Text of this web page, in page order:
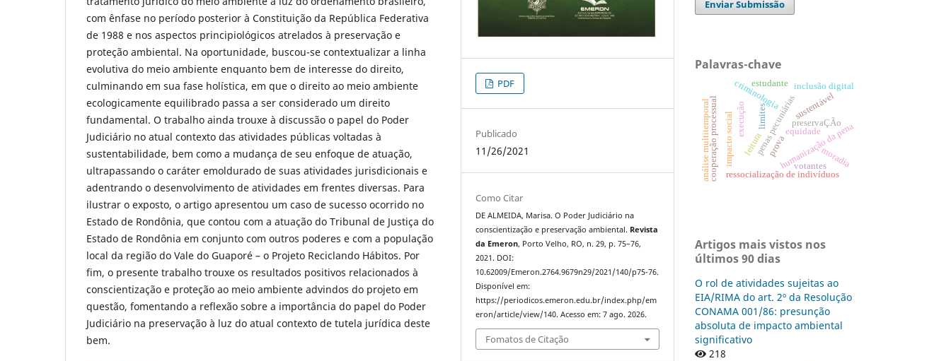
com ênfase no período posterior à Constituição da República Federativa
de 1988 e nos aspectos principiológicos atrelados à preservação e
proteção ambiental. Na oportunidade, buscou-se contextualizar a linha
evolutiva do meio ambiente enquanto bem de interesse do direito,
culminando em sua fase holística, em que o direito ao meio ambiente
ecologicamente equilibrado passa a ser considerado um direito
fundamental. O trabalho ainda trouxe à discussão o papel do Poder
Judiciário no atual contexto das atividades públicas voltadas à
sustentabilidade, bem como a mudança de seu enfoque de atuação,
ultrapassando o caráter emoldurado de suas atividades jurisdicionais e
adentrando o desenvolvimento de atividades em frentes diversas. Para
ilustrar o exposto, o artigo apresentou um caso de sucesso ocorrido no
Estado de Rondônia, que contou com a atuação do Tribunal de Justiça do
Estado de Rondônia em conjunto com outros poderes e com a população
local da região do Vale do Guaporé – o Projeto Reciclando Hábitos. Por
fim, o presente trabalho trouxe os resultados positivos relacionados à
conscientização e proteção ao meio ambiente advindos do projeto em
questão, fomentando a reflexão sobre a importância do papel do Poder
Judiciário na preservação à luz do atual contexto de tutela jurídica deste
bem.
PDF
Publicado
11/26/2021
Como Citar
DE ALMEIDA, Marisa. O Poder Judiciário na
conscientização e preservação ambiental. Revista
da Emeron, Porto Velho, RO, n. 29, p. 75–76,
2021. DOI:
10.62009/Emeron.2764.9679n29/2021/140/p75-76.
Disponível em:
https://periodicos.emeron.edu.br/index.php/em
eron/article/view/140. Acesso em: 7 ago. 2026.
Fomatos de Citação
Enviar Submissão
Palavras-chave
penas pecuniáriaspreservaÇÃo
criminologia sustentável
leitura humanização da pena
ressocialização de indivíduos
moradia
execução
cooperação processualimpacto social equidade
inclusão digital
limites
análise multitemporal prova
estudante
votantes
Artigos mais vistos nos
últimos 90 dias
O rol de atividades sujeitas ao
EIA/RIMA do art. 2º da Resolução
CONAMA 001/86: presunção
absoluta de impacto ambiental
significativo
218